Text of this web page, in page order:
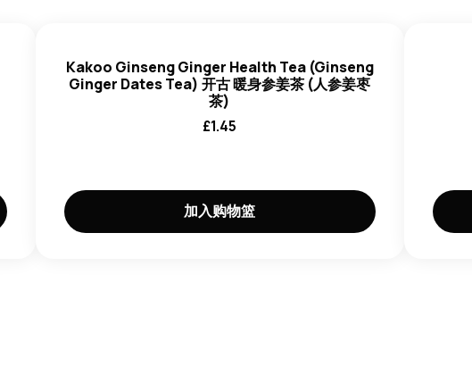
Kakoo Ginseng Ginger Health Tea (Ginseng
Ginger Dates Tea) 开古 暖身参姜茶 (人参姜枣
茶)
£1.45
加入购物篮